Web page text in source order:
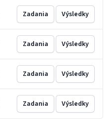
Zadania Výsledky
Zadania Výsledky
Zadania Výsledky
Zadania Výsledky